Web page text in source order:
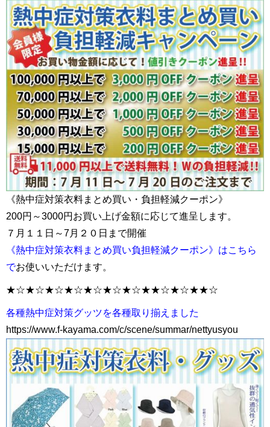
《熱中症対策衣料まとめ買い・負担軽減クーポン》
200円～3000円お買い上げ金額に応じて進呈します。
７月１１日～7月２０日まで開催
《熱中症対策衣料まとめ買い負担軽減クーポン》はこちら
でお使いいただけます。
★☆★☆★☆★☆★☆★☆★☆★★☆★☆★★☆
各種熱中症対策グッツを各種取り揃えました
https://www.f-kayama.com/c/scene/summar/nettyusyou